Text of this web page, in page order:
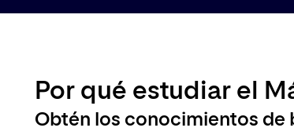
Por qué estudiar el
Obtén los conocimientos de